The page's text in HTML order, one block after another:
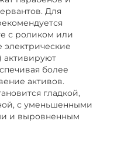
Для
с роликом или
электрические
активируют
более
активов.
гладкой,
с уменьшенными
и выровненным